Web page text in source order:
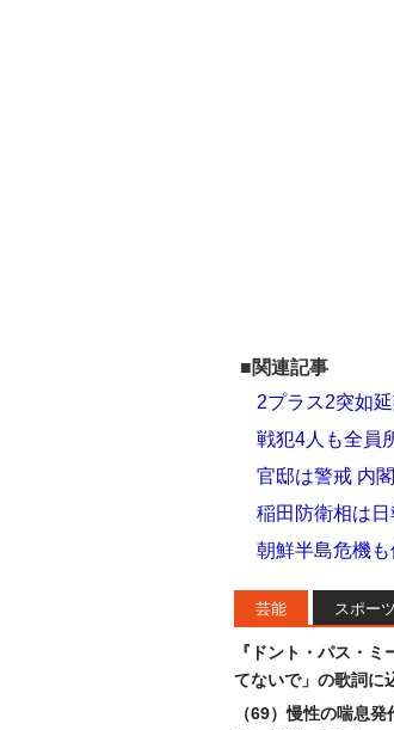
■関連記事
2プラス2突如
戦犯4人も全員
官邸は警戒 内
稲田防衛相は日
朝鮮半島危機も
芸能 スポーツ
『ドント・パス・
てないで」の歌詞に
（69）慢性の喘息